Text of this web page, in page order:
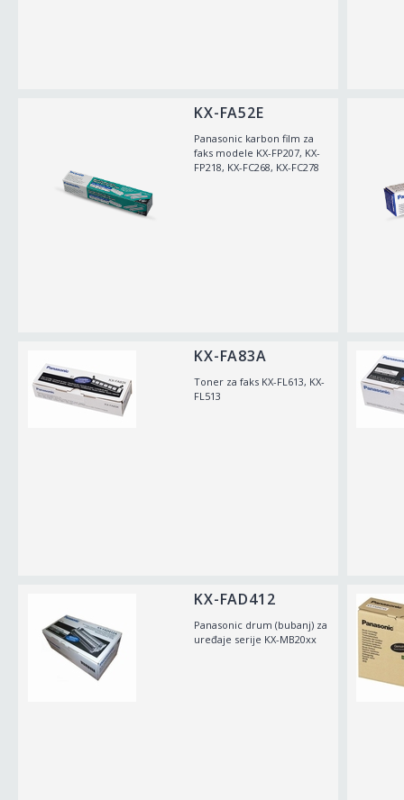
KX-FA52E
Panasonic karbon film za
faks modele KX-FP207, KX-
FP218, KX-FC268, KX-FC278
KX-FA83A
Toner za faks KX-FL613, KX-
FL513
KX-FAD412
Panasonic drum (bubanj) za
uređaje serije KX-MB20xx